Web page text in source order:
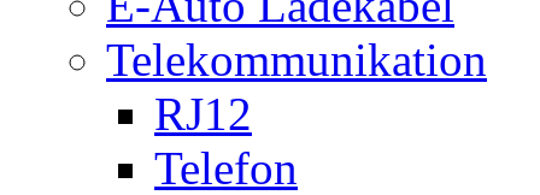
Telekommunikation
RJ12
Telefon